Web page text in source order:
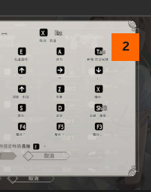
2